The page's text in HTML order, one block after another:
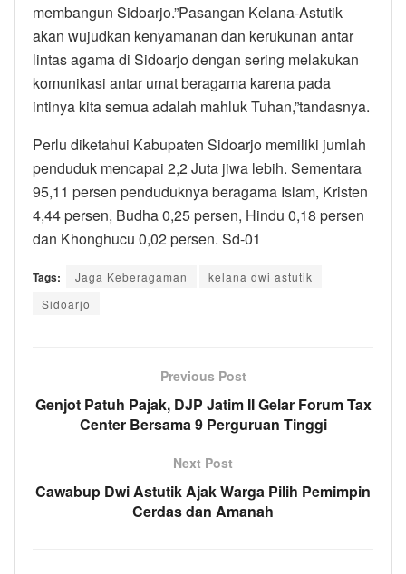
membangun Sidoarjo.”Pasangan Kelana-Astutik
akan wujudkan kenyamanan dan kerukunan antar
lintas agama di Sidoarjo dengan sering melakukan
komunikasi antar umat beragama karena pada
intinya kita semua adalah mahluk Tuhan,”tandasnya.
Perlu diketahui Kabupaten Sidoarjo memiliki jumlah
penduduk mencapai 2,2 Juta jiwa lebih. Sementara
95,11 persen penduduknya beragama Islam, Kristen
4,44 persen, Budha 0,25 persen, Hindu 0,18 persen
dan Khonghucu 0,02 persen. Sd-01
Tags: Jaga Keberagaman
kelana dwi astutik
Sidoarjo
Previous Post
Genjot Patuh Pajak, DJP Jatim II Gelar Forum Tax
Center Bersama 9 Perguruan Tinggi
Next Post
Cawabup Dwi Astutik Ajak Warga Pilih Pemimpin
Cerdas dan Amanah